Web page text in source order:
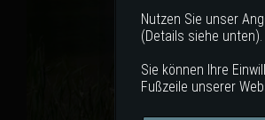
Nutzen Sie unser
(Details siehe unten).
Sie können Ihre
Fußzeile unserer